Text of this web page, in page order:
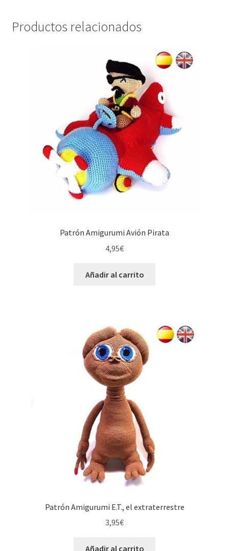
Productos relacionados
Patrón Amigurumi Avión Pirata
4,95€
Añadir al carrito
Patrón Amigurumi E.T., el extraterrestre
3,95€
Añadir al carrito